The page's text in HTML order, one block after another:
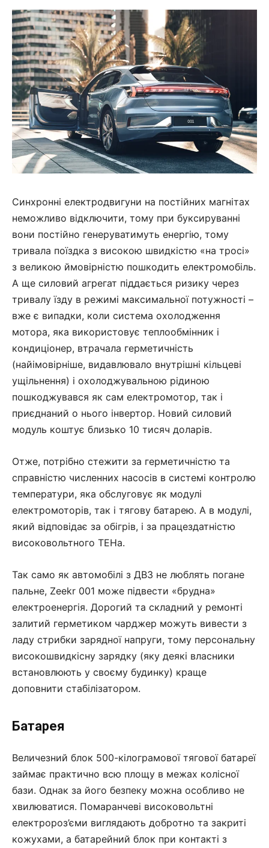
Синхронні електродвигуни на постійних магнітах
неможливо відключити, тому при буксируванні
вони постійно генеруватимуть енергію, тому
тривала поїздка з високою швидкістю «на тросі»
з великою ймовірністю пошкодить електромобіль.
А ще силовий агрегат піддається ризику через
тривалу їзду в режимі максимальної потужності –
вже є випадки, коли система охолодження
мотора, яка використовує теплообмінник і
кондиціонер, втрачала герметичність
(найімовірніше, видавлювало внутрішні кільцеві
ущільнення) і охолоджувальною рідиною
пошкоджувався як сам електромотор, так і
приєднаний о нього інвертор. Новий силовий
модуль коштує близько 10 тисяч доларів.
Отже, потрібно стежити за герметичністю та
справністю численних насосів в системі контролю
температури, яка обслуговує як модулі
електромоторів, так і тягову батарею. А в модулі,
який відповідає за обігрів, і за працездатністю
високовольтного ТЕНа.
Так само як автомобілі з ДВЗ не люблять погане
пальне, Zeekr 001 може підвести «брудна»
електроенергія. Дорогий та складний у ремонті
залитий герметиком чарджер можуть вивести з
ладу стрибки зарядної напруги, тому персональну
високошвидкісну зарядку (яку деякі власники
встановлюють у своєму будинку) краще
доповнити стабілізатором.
Батарея
Величезний блок 500-кілограмової тягової батареї
займає практично всю площу в межах колісної
бази. Однак за його безпеку можна особливо не
хвилюватися. Помаранчеві високовольтні
електророз’єми виглядають добротно та закриті
кожухами, а батарейний блок при контакті з